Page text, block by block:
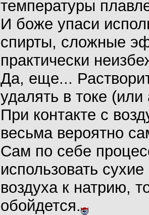
температуры
И боже упаси
спирты, сложные
практически
Да, еще...
удалять в токе (или
При контакте с
весьма вероятно
Сам по себе
использовать
воздуха к натрию,
обойдется.